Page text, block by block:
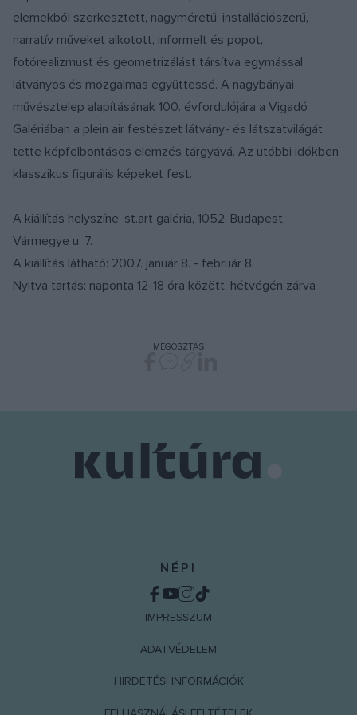
elemekből szerkesztett, nagyméretű, installációszerű,
narratív műveket alkotott, informelt és popot,
fotórealizmust és geometrizálást társítva egymással
látványos és mozgalmas együttessé. A nagybányai
művésztelep alapításának 100. évfordulójára a Vigadó
Galériában a plein air festészet látvány- és látszatvilágát
tette képfelbontásos elemzés tárgyává. Az utóbbi időkben
klasszikus figurális képeket fest.
A kiállítás helyszíne: st.art galéria, 1052. Budapest,
Vármegye u. 7.
A kiállítás látható: 2007. január 8. - február 8.
Nyitva tartás: naponta 12-18 óra között, hétvégén zárva
MEGOSZTÁS
NÉPI
IMPRESSZUM
ADATVÉDELEM
HIRDETÉSI INFORMÁCIÓK